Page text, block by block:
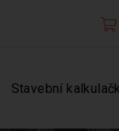
Stavební